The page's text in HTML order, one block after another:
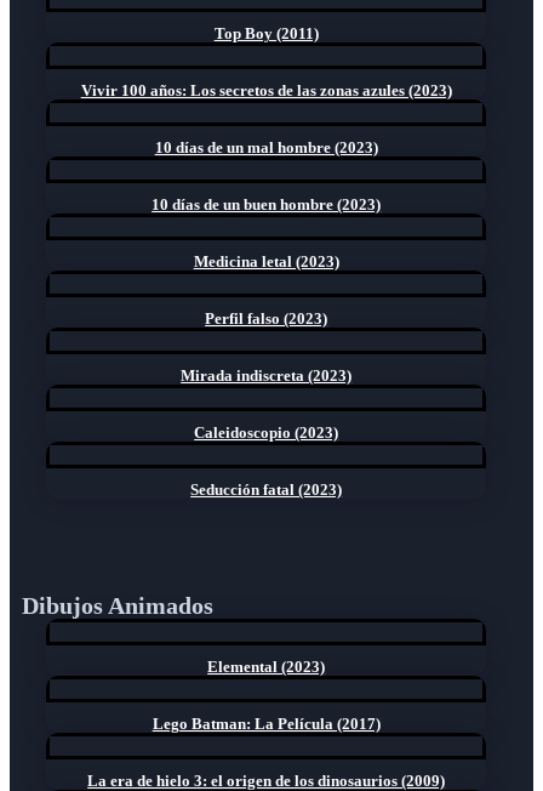
Top Boy (2011)
Vivir 100 años: Los secretos de las zonas azules (2023)
10 días de un mal hombre (2023)
10 días de un buen hombre (2023)
Medicina letal (2023)
Perfil falso (2023)
Mirada indiscreta (2023)
Caleidoscopio (2023)
Seducción fatal (2023)
Dibujos Animados
Elemental (2023)
Lego Batman: La Película (2017)
La era de hielo 3: el origen de los dinosaurios (2009)